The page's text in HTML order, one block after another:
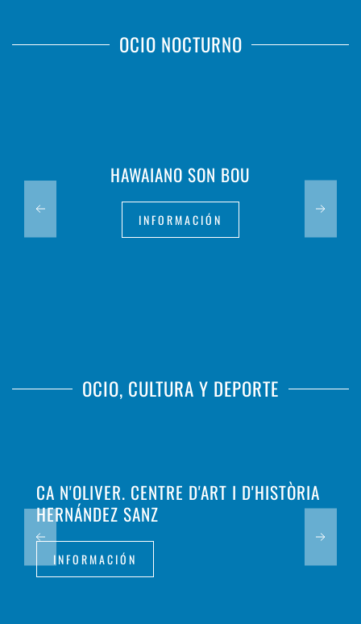
OCIO NOCTURNO
HAWAIANO SON BOU
INFORMACIÓN
OCIO, CULTURA Y DEPORTE
CA N'OLIVER. CENTRE D'ART I D'HISTÒRIA
HERNÁNDEZ SANZ
INFORMACIÓN